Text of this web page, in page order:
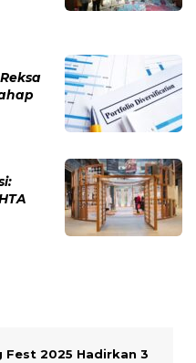
Fest 2025 Hadirkan 3